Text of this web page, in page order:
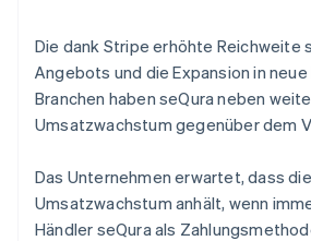
Die dank Stripe erhöhte Reichweite
Angebots und die Expansion in neue
Branchen haben seQura neben
Umsatzwachstum gegenüber dem
Das Unternehmen erwartet, dass
Umsatzwachstum anhält, wenn
Händler seQura als